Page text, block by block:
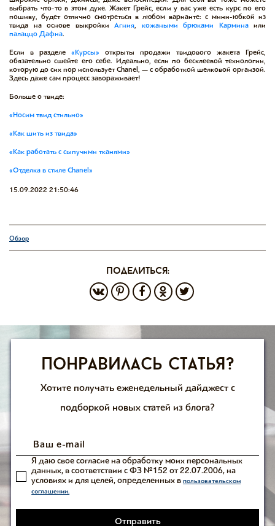
выбрать что-то в этом духе. Жакет Грейс, если у вас уже есть курс по его
пошиву, будет отлично смотреться в любом варианте: с мини-юбкой из
твида на основе выкройки Агния кожаными брюками Карминаили
палаццо Дафна.
Если в разделе «Курсы» открыты продажи твидового жакета Грейс,
обязательно сшейте его себе. Идеально, если по бесклеевой технологии,
которую до сих пор использует Chanel, — с обработкой шелковой органзой.
Здесь даже сам процесс завораживает!
Больше о твиде:
«Носим твид стильно»
«Как шить из твида»
«Как работать с сыпучими тканями»
«Отделка в стиле Chanel»
15.09.2022 21:50:46
Обзор
поделиться:
Понравилась статья?
Хотите получать еженедельный дайджест с
подборкой новых статей из блога?
Я даю свое согласие на обработку моих персональных
данных, в соответствии с ФЗ №152 от 22.07.2006, на
условиях и для целей, определенных впользовательском
соглашении.
Отправить